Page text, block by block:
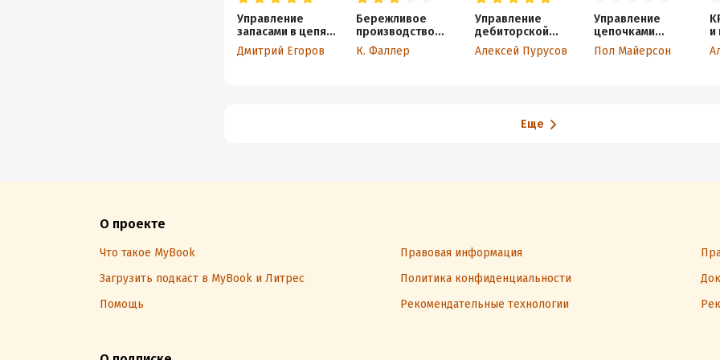
Управление
запасами в цепях
поставок. Как
обеспечить
Дмитрий Егоров
Бережливое
производство
и НОТ.
Руководство
К. Фаллер
Управление
дебиторской
задолженностью.
Готовые решения
Алексей Пурусов
Управление
цепочками
поставок и
логистикой –
Пол Майерсон
и
Еще
О проекте
Что такое MyBook Правовая информация
Загрузить подкаст в MyBook и Литрес
Политика конфиденциальности
Помощь
Рекомендательные технологии